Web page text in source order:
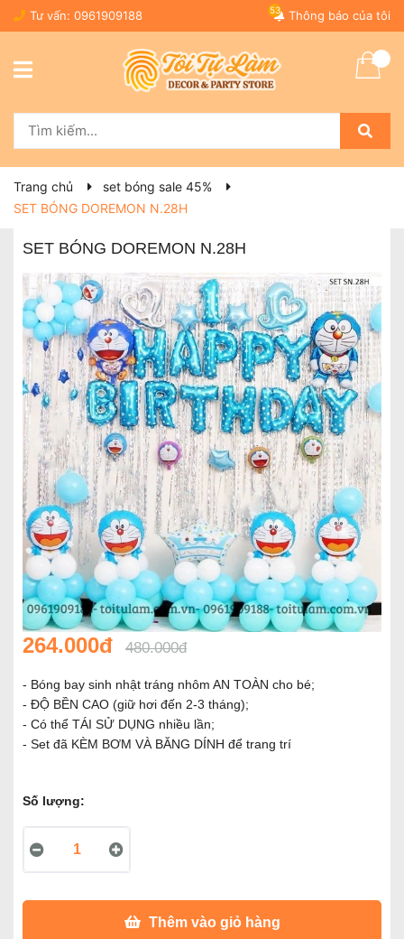
Tư vấn: 0961909188 Thông báo của tôi
53
Trang chủ
set bóng sale 45%
SET BÓNG DOREMON N.28H
SET BÓNG DOREMON N.28H
264.000đ 480.000đ
- Bóng bay sinh nhật tráng nhôm AN TOÀN cho bé;
- ĐỘ BỀN CAO (giữ hơi đến 2-3 tháng);
- Có thể TÁI SỬ DỤNG nhiều lần;
- Set đã KÈM BƠM VÀ BĂNG DÍNH để trang trí
Số lượng:
Thêm vào giỏ hàng